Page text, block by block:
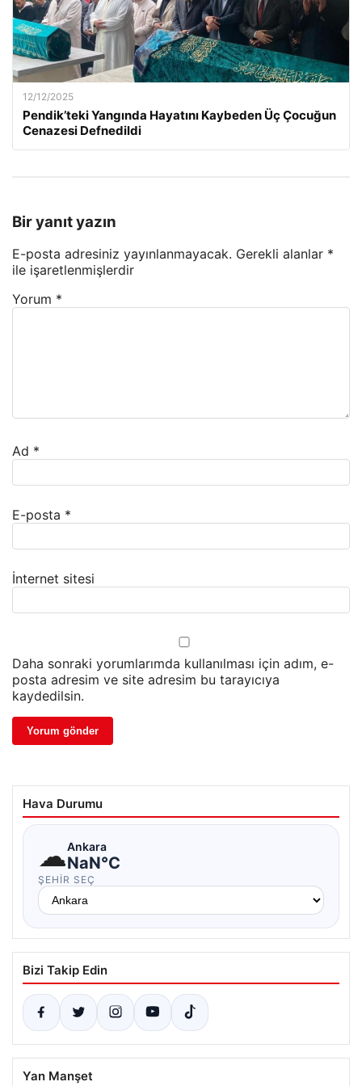
12/12/2025
Pendik’teki Yangında Hayatını Kaybeden Üç Çocuğun
Cenazesi Defnedildi
Bir yanıt yazın
E-posta adresiniz yayınlanmayacak. Gerekli alanlar *
ile işaretlenmişlerdir
Yorum *
Ad *
E-posta *
İnternet sitesi
Daha sonraki yorumlarımda kullanılması için adım, e-
posta adresim ve site adresim bu tarayıcıya
kaydedilsin.
Hava Durumu
☁Ankara
NaN°C
ŞEHIR SEÇ
Bizi Takip Edin
Yan Manşet